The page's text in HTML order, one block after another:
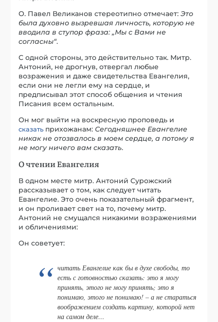
О. Павел Великанов стереотипно отмечает:Это
была духовно вызревшая личность, которую не
вводила в ступор фраза: „Мы с Вами не
согласны“.
С одной стороны, это действительно так. Митр.
Антоний, не дрогнув, отвергал любые
возражения и даже свидетельства Евангелия,
если они не легли ему на сердце, и
предписывал этот способ общения и чтения
Писания всем остальным.
Он мог выйти на воскресную проповедь и
сказать прихожанам: Сегодняшнее Евангелие
никак не отозвалось в моем сердце, а потому я
не могу ничего вам сказать.
О чтении Евангелия
В одном месте митр. Антоний Сурожский
рассказывает о том, как следует читать
Евангелие. Это очень показательный фрагмент,
и он проливает свет на то, почему митр.
Антоний не смущался никакими возражениями
и обличениями:
Он советует:
читать Евангелие как бы в духе свободы, то
есть с готовностью сказать: это я могу
принять, этого не могу принять; это я
понимаю, этого не понимаю! – а не стараться
воображением создать картину, которой нет
на самом деле…